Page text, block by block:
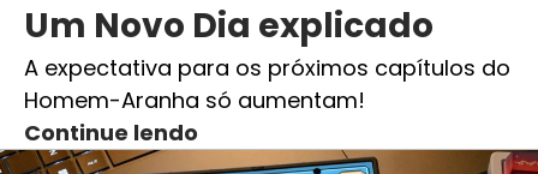
Um Novo Dia explicado
A expectativa para os próximos capítulos do
Homem-Aranha só aumentam!
Continue lendo